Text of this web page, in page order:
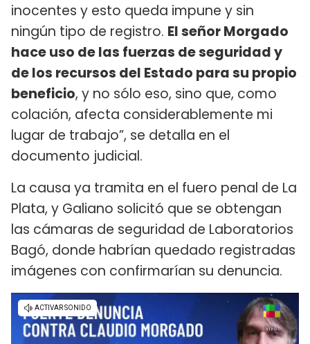
inocentes y esto queda impune y sin
ningún tipo de registro. El señor Morgado
hace uso de las fuerzas de seguridad y
de los recursos del Estado para su propio
beneficio, y no sólo eso, sino que, como
colación, afecta considerablemente mi
lugar de trabajo”, se detalla en el
documento judicial.
La causa ya tramita en el fuero penal de La
Plata, y Galiano solicitó que se obtengan
las cámaras de seguridad de Laboratorios
Bagó, donde habrían quedado registradas
imágenes con confirmarían su denuncia.